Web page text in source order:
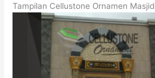
Tampilan Cellustone Ornamen Masjid